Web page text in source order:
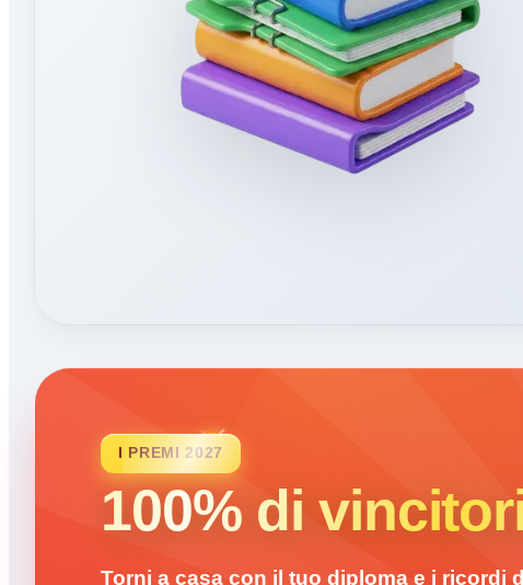
I PREMI 2027
100% di
Torni a casa con il tuo diploma e i ricordi